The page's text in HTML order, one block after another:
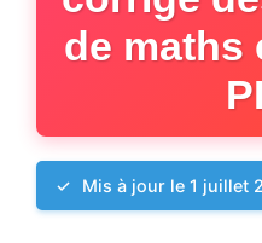
de maths
Mis à jour le 1 juillet